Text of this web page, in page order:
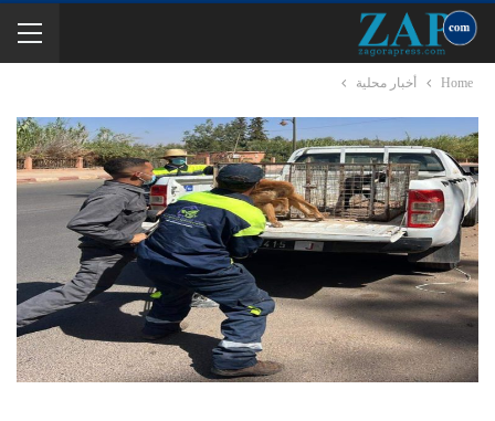
Home أخبار محلية